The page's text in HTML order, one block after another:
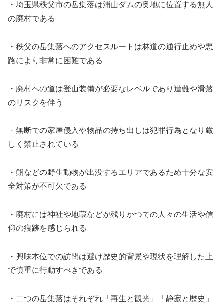
・埼玉県秩父市の岳集落は浦山ダムの奥地に位置する無人
の廃村である
・秩父の岳集落へのアクセスルートは林道の通行止めや悪
路により非常に困難である
・廃村への道は登山装備が必要なレベルであり遭難や滑落
のリスクを伴う
・無断での家屋侵入や物品の持ち出しは犯罪行為となり厳
しく禁止されている
・熊などの野生動物が出没するエリアであるため十分な安
全対策が不可欠である
・廃村には神社や地蔵などが残りかつての人々の生活や信
仰の痕跡を感じられる
・興味本位での訪問は避け歴史的背景や現状を理解した上
で慎重に行動すべきである
・二つの岳集落はそれぞれ「再生と観光」「静寂と歴史」